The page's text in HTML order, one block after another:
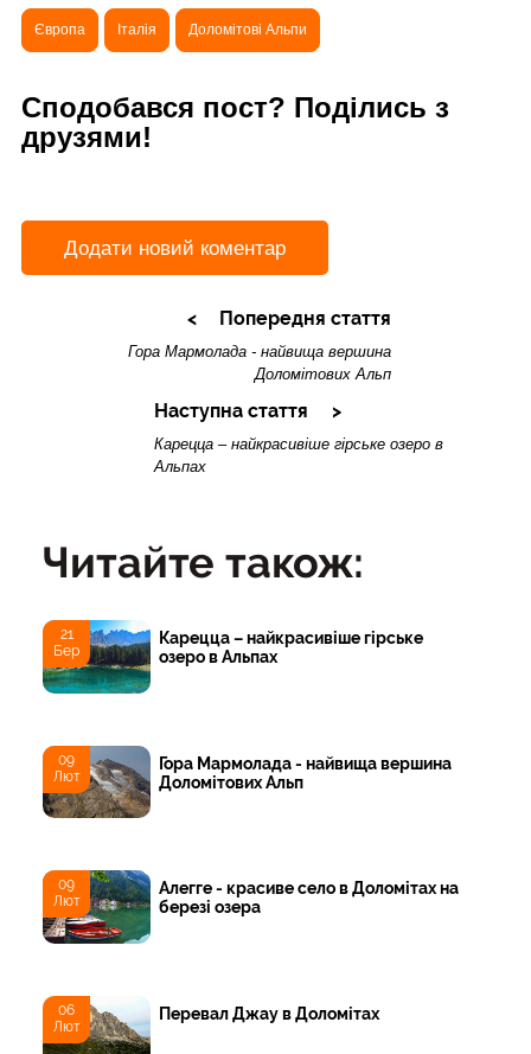
Європа Італія Доломітові Альпи
Сподобався пост? Поділись з
друзями!
Додати новий коментар
Попередня стаття
Гора Мармолада - найвища вершина
Доломітових Альп
Наступна стаття
Карецца – найкрасивіше гірське озеро в
Альпах
Читайте також:
21
Бер
Карецца – найкрасивіше гірське
озеро в Альпах
09
Лют
Гора Мармолада - найвища вершина
Доломітових Альп
09
Лют
Алегге - красиве село в Доломітах на
березі озера
06
Лют
Перевал Джау в Доломітах